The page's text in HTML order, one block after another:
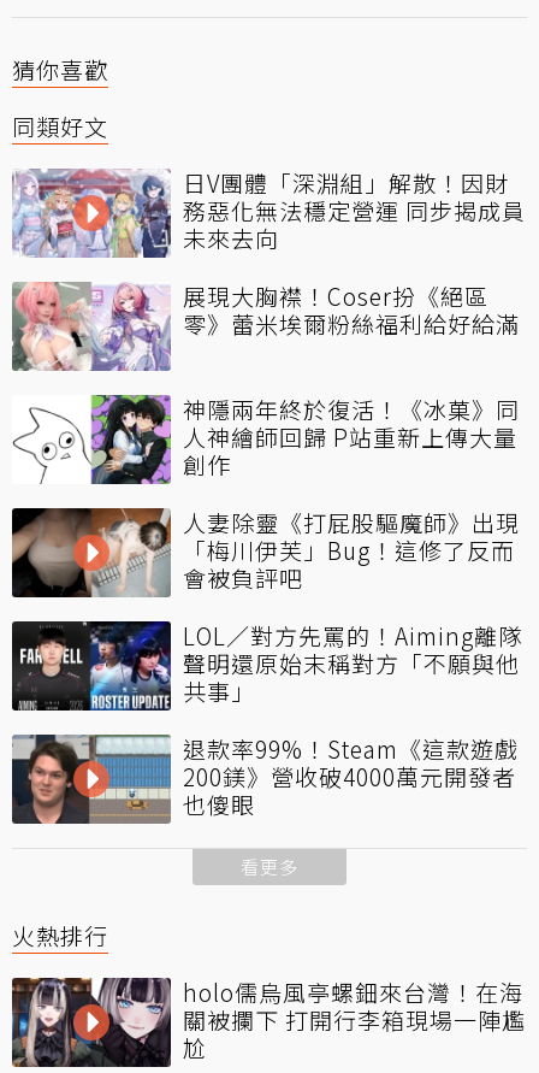
猜你喜歡
同類好文
日V團體「深淵組」解散！因財
務惡化無法穩定營運 同步揭成員
未來去向
展現大胸襟！Coser扮《絕區
零》蕾米埃爾粉絲福利給好給滿
神隱兩年終於復活！《冰菓》同
人神繪師回歸 P站重新上傳大量
創作
人妻除靈《打屁股驅魔師》出現
「梅川伊芙」Bug！這修了反而
會被負評吧
LOL／對方先罵的！Aiming離隊
聲明還原始末稱對方「不願與他
共事」
退款率99%！Steam《這款遊戲
200鎂》營收破4000萬元開發者
也傻眼
看更多
火熱排行
holo儒烏風亭螺鈿來台灣！在海
關被攔下 打開行李箱現場一陣尷
尬